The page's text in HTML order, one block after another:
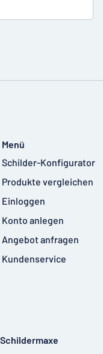
Menü
Schilder-Konfigurator
Produkte vergleichen
Einloggen
Konto anlegen
Angebot anfragen
Kundenservice